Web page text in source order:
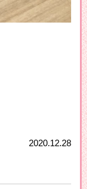
2020.12.28